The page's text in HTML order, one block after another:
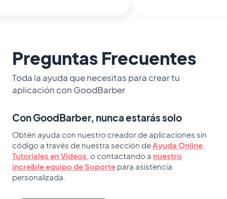
Preguntas Frecuentes
Toda la ayuda que necesitas para crear tu
aplicación con GoodBarber
Con GoodBarber, nunca estarás solo
Obtén ayuda con nuestro creador de aplicaciones sin
código a través de nuestra sección deAyuda Online
Tutoriales en Videos , o contactando a nuestro
increíble equipo de Soporte para asistencia
personalizada.